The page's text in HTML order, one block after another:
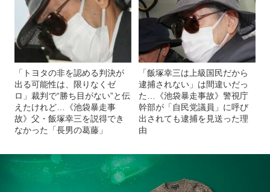
「トヨタの非を認める判決が
出る可能性は、限りなくゼ
ロ」裁判で“勝ち目がない”と伝
えたけれど…《池袋暴走事
故》父・飯塚幸三を説得でき
なかった「長男の葛藤」
「飯塚幸三は上級国民だから
逮捕されない」は間違いだっ
た…《池袋暴走事故》警視庁
幹部が「自民党議員」に呼び
出されても逮捕を見送った理
由